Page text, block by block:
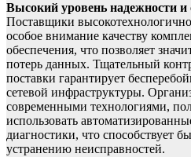
Высокий уровень надежности и
Поставщики
особое внимание качеству
обеспечения, что позволяет
потерь данных. Тщательный
поставки гарантирует
сетевой инфраструктуры.
современными технологиями,
использовать
диагностики, что способствует
устранению неисправностей.